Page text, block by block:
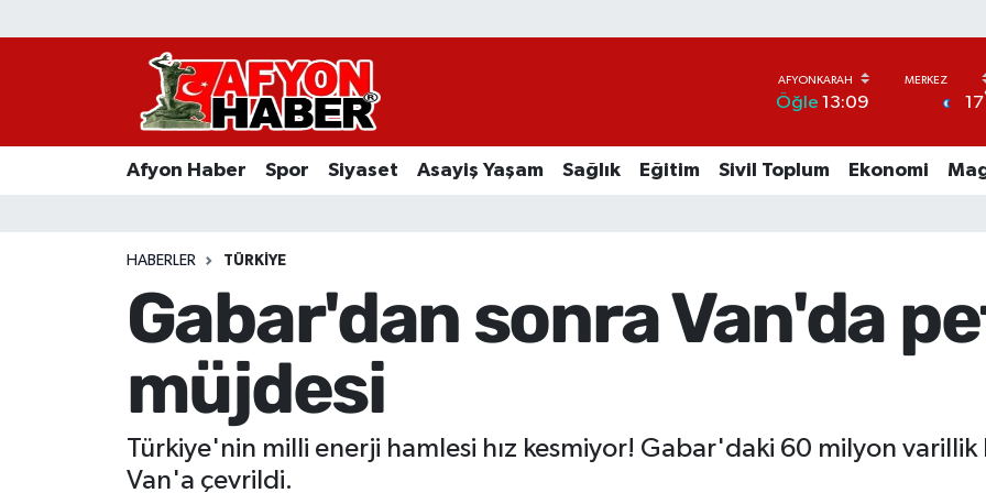
Öğle 13:09 17
Afyon Haber Spor Siyaset Asayiş Yaşam Sağlık Eğitim Sivil Toplum Ekonomi
HABERLER TÜRKIYE
Gabar'dan sonra Van'da
müjdesi
Türkiye'nin milli enerji hamlesi hız kesmiyor! Gabar'daki 60 milyon varillik
Van'a çevrildi.
Afyon Haber
Asayiş Yaşam
Ekonomi